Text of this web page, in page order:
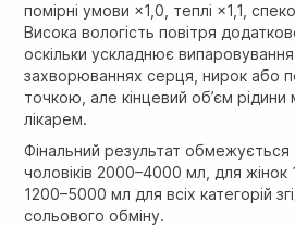
помірні умови ×1,0, теплі ×1,1,
Висока вологість повітря
оскільки ускладнює
захворюваннях серця, нирок або
точкою, але кінцевий об’єм
лікарем.
Фінальний результат
чоловіків 2000–4000 мл, для
1200–5000 мл для всіх категорій
сольового обміну.